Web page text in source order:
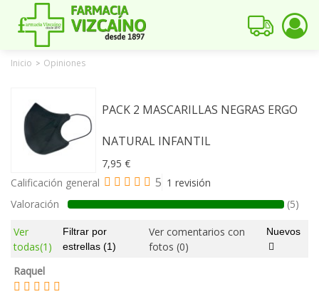
Inicio > Opiniones
PACK 2 MASCARILLAS NEGRAS ERGO
NATURAL INFANTIL
7,95 €
Calificación general
5 1 revisión
Valoración
(5)
Ver
todas(1)
Filtrar por
estrellas(1)
Ver comentarios con
fotos(0)
Nuevos
Raquel